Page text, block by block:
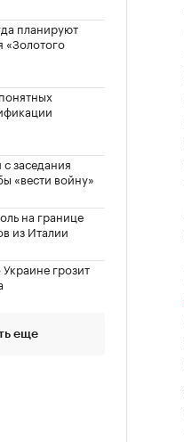
планируют
«Золотого
заседания
«вести войну»
на границе
из Италии
грозит
еще